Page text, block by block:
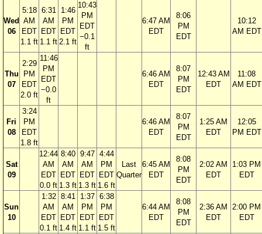
Wed
06
5:18
AM
EDT
1.1 ft
6:31
AM
EDT
1.1 ft
1:46
PM
EDT
2.1 ft
10:43
PM
EDT
−0.1
ft
6:47 AM
EDT
8:06
PM
EDT
10:12
AM EDT
Thu
07
2:29
PM
EDT
2.0 ft
11:46
PM
EDT
−0.0
ft
6:46 AM
EDT
8:07
PM
EDT
12:43 AM
EDT
11:08
AM EDT
Fri
08
3:24
PM
EDT
1.8 ft
6:46 AM
EDT
8:07
PM
EDT
1:25 AM
EDT
12:05
PM EDT
Sat
09
12:44
AM
EDT
0.0 ft
8:40
AM
EDT
1.3 ft
9:47
AM
EDT
1.3 ft
4:44
PM
EDT
1.6 ft
Last
Quarter
6:45 AM
EDT
8:08
PM
EDT
2:02 AM
EDT
1:03 PM
EDT
Sun
10
1:32
AM
EDT
0.1 ft
8:41
AM
EDT
1.4 ft
1:37
PM
EDT
1.1 ft
6:38
PM
EDT
1.5 ft
6:44 AM
EDT
8:08
PM
EDT
2:36 AM
EDT
2:00 PM
EDT